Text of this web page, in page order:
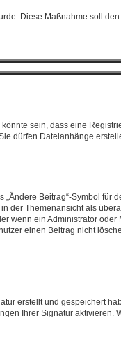
Diese Maßnahme soll
sein, dass eine
dürfen Dateianhänge
Beitrag“-Symbol für
der Themenansicht als
wenn ein Administrator oder
einen Beitrag nicht
erstellt und gespeichert
Ihrer Signatur aktivieren.